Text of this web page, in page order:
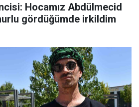
Hocamız Abdülmecid
gördüğümde irkildim